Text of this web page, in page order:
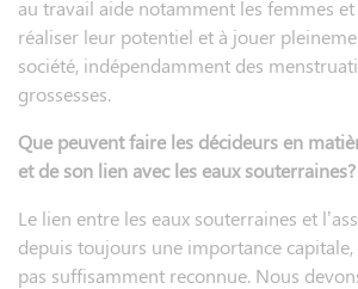
au travail aide notamment les femmes
réaliser leur potentiel et à jouer
société, indépendamment des
grossesses.
Que peuvent faire les décideurs en
et de son lien avec les eaux souterraines?
Le lien entre les eaux souterraines et
depuis toujours une importance capitale,
pas suffisamment reconnue. Nous